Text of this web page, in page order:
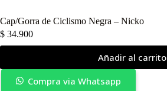
Cap/Gorra de Ciclismo Negra – Nicko
$ 34.900
Añadir al carrito
Compra via Whatsapp